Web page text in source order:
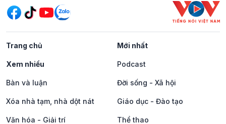
Trang chủ Mới nhất
Xem nhiều Podcast
Bàn và luận Đời sống - Xã hội
Xóa nhà tạm, nhà dột nát Giáo dục - Đào tạo
Văn hóa - Giải trí Thể thao